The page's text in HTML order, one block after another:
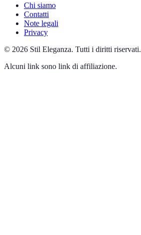
Chi siamo
Contatti
Note legali
Privacy
© 2026 Stil Eleganza. Tutti i diritti riservati.
Alcuni link sono link di affiliazione.